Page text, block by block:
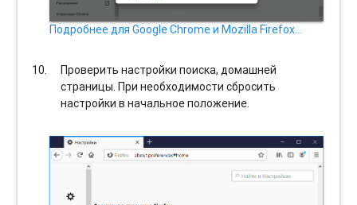
Подробнее для Google Chrome и Mozilla Firefox…
Проверить настройки поиска, домашней
страницы. При необходимости сбросить
настройки в начальное положение.